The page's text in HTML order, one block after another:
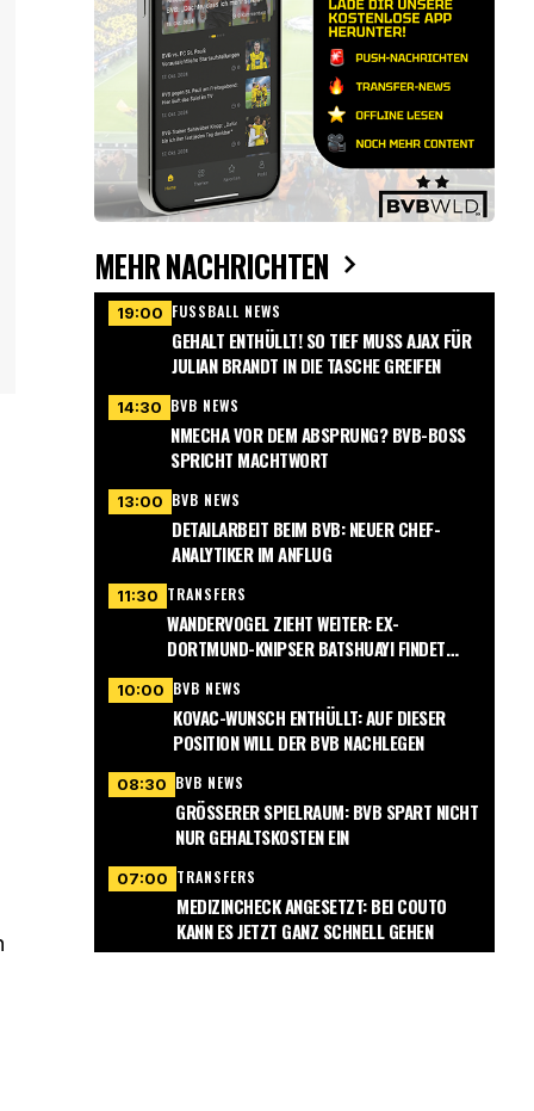
MEHR NACHRICHTEN
19:00 FUSSBALL NEWS
GEHALT ENTHÜLLT! SO TIEF MUSS AJAX FÜR
JULIAN BRANDT IN DIE TASCHE GREIFEN
14:30 BVB NEWS
NMECHA VOR DEM ABSPRUNG? BVB-BOSS
SPRICHT MACHTWORT
13:00 BVB NEWS
DETAILARBEIT BEIM BVB: NEUER CHEF-
ANALYTIKER IM ANFLUG
11:30 TRANSFERS
WANDERVOGEL ZIEHT WEITER: EX-
DORTMUND-KNIPSER BATSHUAYI FINDET
NEUEN VEREIN
10:00 BVB NEWS
KOVAC-WUNSCH ENTHÜLLT: AUF DIESER
POSITION WILL DER BVB NACHLEGEN
08:30 BVB NEWS
GRÖSSERER SPIELRAUM: BVB SPART NICHT N
UR GEHALTSKOSTEN EIN
07:00 TRANSFERS
MEDIZINCHECK ANGESETZT: BEI COUTO
KANN ES JETZT GANZ SCHNELL GEHEN